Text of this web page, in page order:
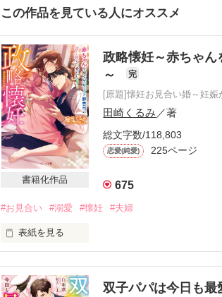
この作品を見ている人にオススメ
書籍化作品
政略懐妊～赤ちゃ
～
完
[原題]懐妊お見合い婚～妊娠
田崎くるみ ／著
総文字数/118,803
恋愛(純愛) 225ページ
675
#お見合い #溺愛 #懐妊 #夫婦
表紙を見る
住む世界が違っていて、雲の上の存在だった。
双子パパは今日も